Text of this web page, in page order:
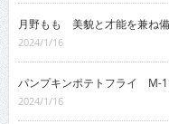
月野もも 美貌と才能を兼ね備
2024/1/16
パンプキンポテトフライ M-1
2024/1/16